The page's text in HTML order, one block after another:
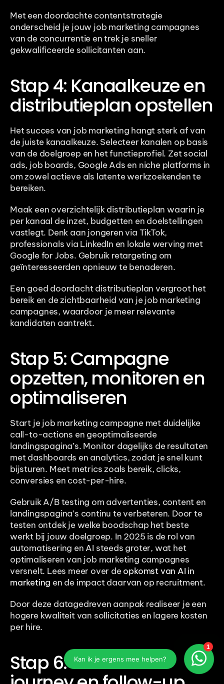
Met een doordachte contentstrategie
onderscheid je jouw job marketing campagnes
van de concurrentie en trek je sneller
gekwalificeerde sollicitanten aan.
Stap 4: Kanaalkeuze en
distributieplan opstellen
Het succes van job marketing hangt sterk af van
de juiste kanaalkeuze. Selecteer kanalen op basis
van de doelgroep en het functieprofiel. Zet social
ads, job boards, Google Ads en niche platforms in
om zowel actieve als latente werkzoekenden te
bereiken.
Maak een overzichtelijk distributieplan waarin je
per kanaal de inzet, budgetten en doelstellingen
vastlegt. Denk aan jongeren via TikTok,
professionals via LinkedIn en lokale werving met
Google for Jobs. Gebruik retargeting om
geïnteresseerden opnieuw te benaderen.
Een goed doordacht distributieplan vergroot het
bereik en de zichtbaarheid van je job marketing
campagnes, waardoor je meer relevante
kandidaten aantrekt.
Stap 5: Campagne
opzetten, monitoren en
optimaliseren
Start je job marketing campagne met duidelijke
call-to-actions en geoptimaliseerde
landingspagina’s. Monitor dagelijks de resultaten
met dashboards en analytics, zodat je snel kunt
bijsturen. Meet metrics zoals bereik, clicks,
conversies en cost-per-hire.
Gebruik A/B testing om advertenties, content en
landingspagina’s continu te verbeteren. Door te
testen ontdek je welke boodschap het beste
werkt bij jouw doelgroep. In 2025 is de rol van
automatisering en AI steeds groter, wat het
optimaliseren van job marketing campagnes
versnelt. Lees meer over de opkomst van AI in
marketing en de impact daarvan op recruitment.
Door deze datagedreven aanpak realiseer je een
hogere kwaliteit van sollicitaties en lagere kosten
per hire.
Stap 6: Candidate